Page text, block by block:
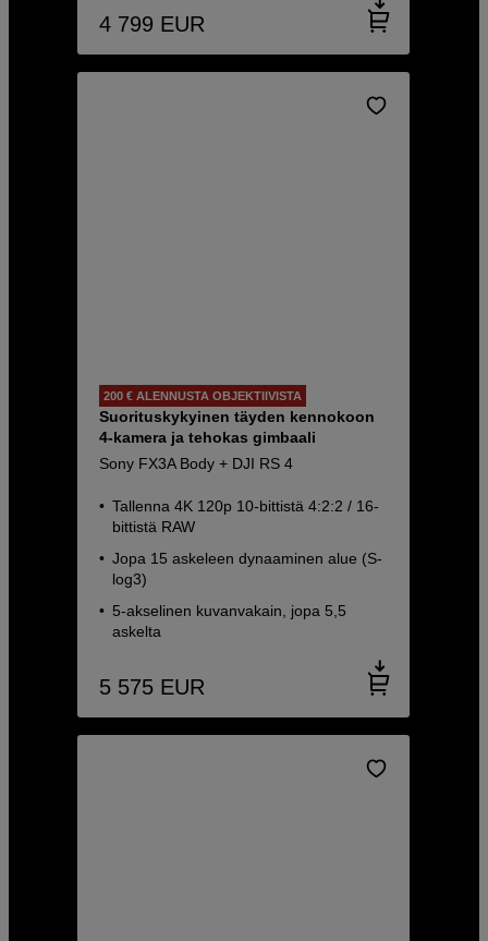
4 799 EUR
200 € ALENNUSTA OBJEKTIIVISTA
Suorituskykyinen täyden kennokoon
4-kamera ja tehokas gimbaali
Sony FX3A Body + DJI RS 4
Tallenna 4K 120p 10-bittistä 4:2:2 / 16-
bittistä RAW
Jopa 15 askeleen dynaaminen alue (S-
log3)
5-akselinen kuvanvakain, jopa 5,5
askelta
5 575 EUR